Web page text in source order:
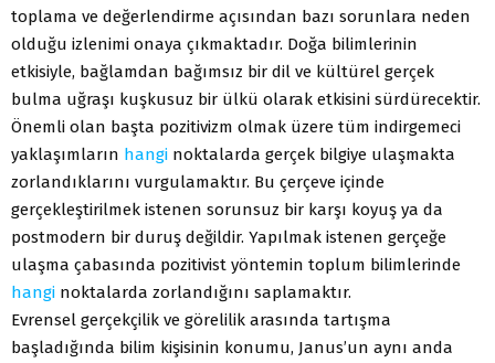
toplama ve değerlendirme açısından bazı sorunlara neden
olduğu izlenimi onaya çıkmaktadır. Doğa bilimlerinin
etkisiyle, bağlamdan bağımsız bir dil ve kültürel gerçek
bulma uğraşı kuşkusuz bir ülkü olarak etkisini sürdürecektir.
Önemli olan başta pozitivizm olmak üzere tüm indirgemeci
yaklaşımların hangi noktalarda gerçek bilgiye ulaşmakta
zorlandıklarını vurgulamaktır. Bu çerçeve içinde
gerçekleştirilmek istenen sorunsuz bir karşı koyuş ya da
postmodern bir duruş değildir. Yapılmak istenen gerçeğe
ulaşma çabasında pozitivist yöntemin toplum bilimlerinde
hangi noktalarda zorlandığını saplamaktır.
Evrensel gerçekçilik ve görelilik arasında tartışma
başladığında bilim kişisinin konumu, Janus’un aynı anda